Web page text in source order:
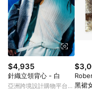
運費，攤位費等不具贈點資
顏色、價位、贈品如與
Pinkoi 購物商品資訊頁及購
則請以點數紅包活動說明為
頁面後才首次下載 Pinkoi
上，首次下載 Pinkoi APP 後
面，方享導購資格。
$4,935
針織立領背心 - 白
亞洲跨境設計購物平台
黑裙